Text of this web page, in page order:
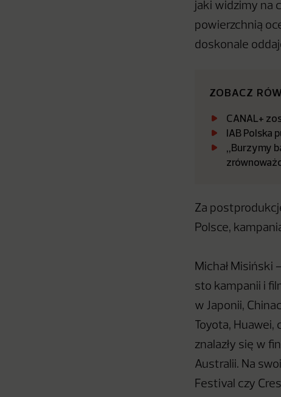
jaki widzimy na
powierzchnią
doskonale
ZOBACZ
CANAL+
IAB Polska
„Burzymy
Za
Polsce,
Michał Misiński
sto kampanii i
w Japonii,
Toyota,
znalazły się w
Australii. Na
Festival czy